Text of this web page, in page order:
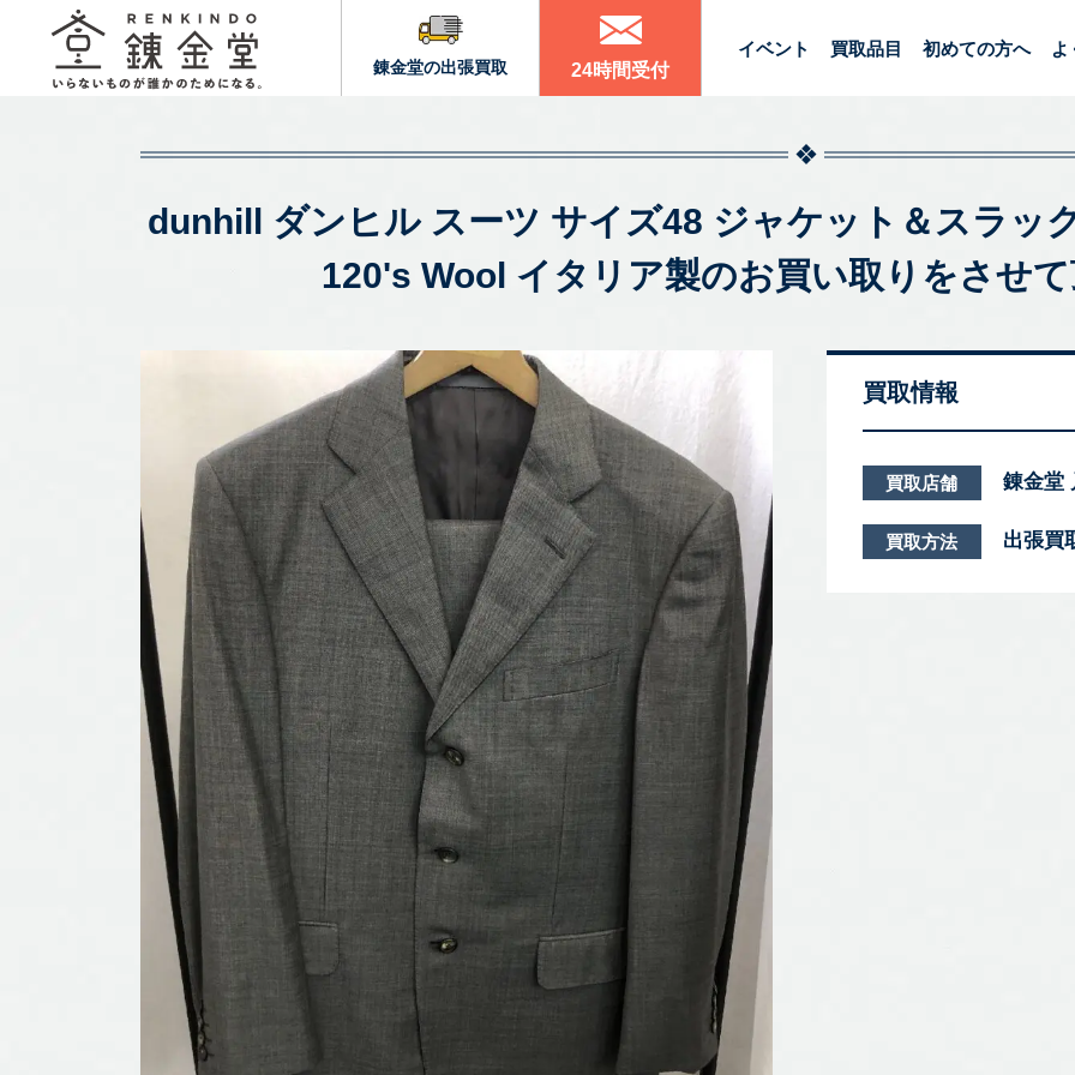
錬金堂の出張買取 24時間受付
イベント 買取品目 初めての方へ よ
dunhill ダンヒル スーツ サイズ48 ジャケット＆スラッ
120's Wool イタリア製のお買い取りをさせ
買取情報
買取店舗 錬金堂
買取方法 出張買